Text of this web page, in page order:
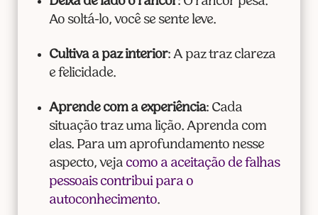
Ao soltá-lo, você se sente leve.
Cultiva a paz interior: A paz traz clareza
e felicidade.
Aprende com a experiência: Cada
situação traz uma lição. Aprenda com
elas. Para um aprofundamento nesse
aspecto, veja como a aceitação de falhas
pessoais contribui para o
autoconhecimento.